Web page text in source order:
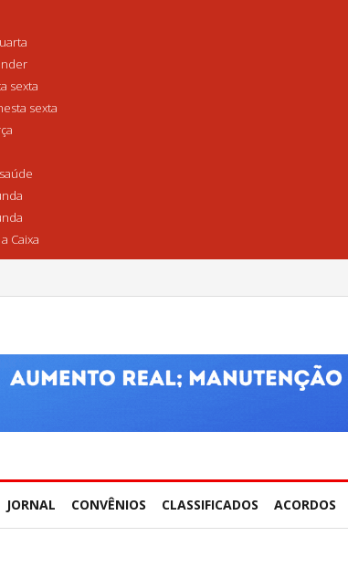
sexta
sexta
Caixa
JORNAL CONVÊNIOS CLASSIFICADOS ACORDOS